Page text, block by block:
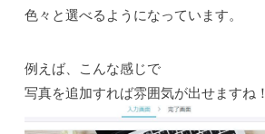
色々と選べるようになっています。
例えば、こんな感じで
写真を追加すれば雰囲気が出せますね！